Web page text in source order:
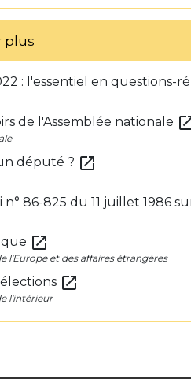
plus
: l'essentiel en questions-
de l'Assemblée nationale
député ? open_in_new
n° 86-825 du 11 juillet 1986
open_in_new
l'Europe et des affaires étrangères
open_in_new
l'intérieur